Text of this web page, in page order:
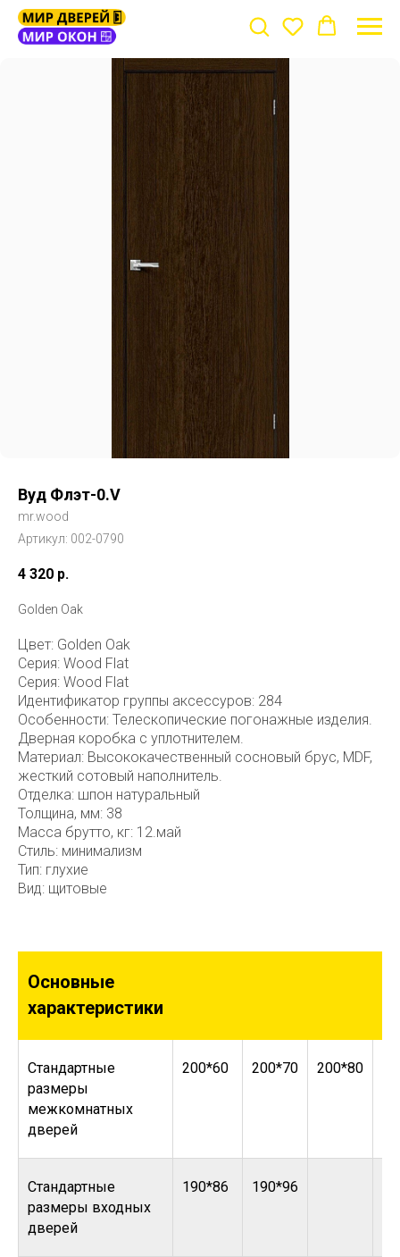
Вуд Флэт-0.V
mr.wood
Артикул: 002-0790
4 320 р.
Golden Oak
Цвет: Golden Oak
Серия: Wood Flat
Серия: Wood Flat
Идентификатор группы аксессуров: 284
Особенности: Телескопические погонажные изделия.
Дверная коробка с уплотнителем.
Материал: Высококачественный сосновый брус, MDF,
жесткий сотовый наполнитель.
Отделка: шпон натуральный
Толщина, мм: 38
Масса брутто, кг: 12.май
Стиль: минимализм
Тип: глухие
Вид: щитовые
Основные
характеристики
Стандартные
размеры
межкомнатных
дверей
200*60 200*70 200*80
Стандартные
размеры входных
дверей
190*86 190*96